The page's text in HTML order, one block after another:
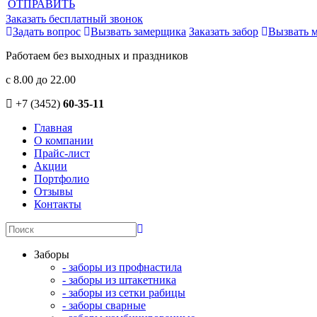
ОТПРАВИТЬ
Заказать бесплатный звонок
Задать вопрос
Вызвать замерщика Заказать забор
Вызвать
Работаем без выходных и праздников
с 8.00 до 22.00
+7 (3452) 60-35-11
Главная
О компании
Прайс-лист
Акции
Портфолио
Отзывы
Контакты
Заборы
- заборы из профнастила
- заборы из штакетника
- заборы из сетки рабицы
- заборы сварные